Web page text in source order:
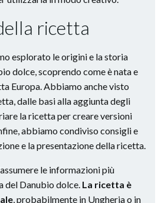
ricetta
esplorato le origini e la storia
dolce, scoprendo come è nata e
Europa. Abbiamo anche visto
dalle basi alla aggiunta degli
la ricetta per creare versioni
abbiamo condiviso consigli e
e la presentazione della ricetta.
le informazioni più
del Danubio dolce. La ricetta è
, probabilmente in Ungheria o in